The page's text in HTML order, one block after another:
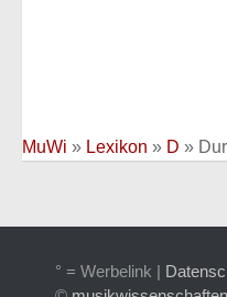
MuWi » Lexikon » D »
° = Werbelink |